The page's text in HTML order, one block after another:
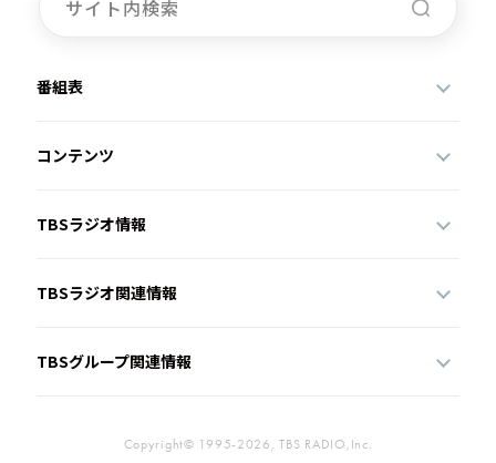
番組表
コンテンツ
TBSラジオ情報
TBSラジオ関連情報
TBSグループ関連情報
Copyright© 1995-2026, TBS RADIO,Inc.